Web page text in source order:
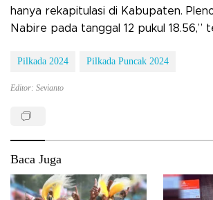
hanya rekapitulasi di Kabupaten.
Nabire pada tanggal 12 pukul 18.56,”
Pilkada 2024 Pilkada Puncak 2024
Editor: Sevianto
Baca Juga